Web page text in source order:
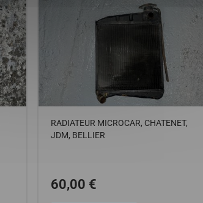
RADIATEUR MICROCAR, CHATENET,
JDM, BELLIER
60,00 €